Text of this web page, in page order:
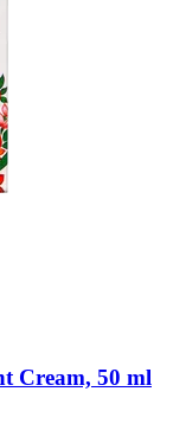
Cream, 50 ml